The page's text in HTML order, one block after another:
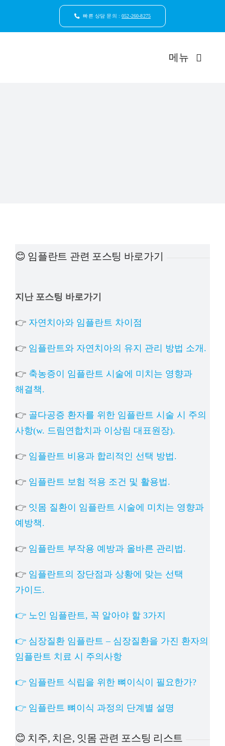
빠른 상담 문의 :052-260-8275
메뉴
😊 임플란트 관련 포스팅 바로가기
지난 포스팅 바로가기
👉 자연치아와 임플란트 차이점
👉 임플란트와 자연치아의 유지 관리 방법 소개.
👉 축농증이 임플란트 시술에 미치는 영향과
해결책.
👉 골다공증 환자를 위한 임플란트 시술 시 주의
사항(w. 드림연합치과 이상림 대표원장).
👉 임플란트 비용과 합리적인 선택 방법.
👉 임플란트 보험 적용 조건 및 활용법.
👉 잇몸 질환이 임플란트 시술에 미치는 영향과
예방책.
👉 임플란트 부작용 예방과 올바른 관리법.
👉 임플란트의 장단점과 상황에 맞는 선택
가이드.
👉 노인 임플란트, 꼭 알아야 할 3가지
👉 심장질환 임플란트 – 심장질환을 가진 환자의
임플란트 치료 시 주의사항
👉 임플란트 식립을 위한 뼈이식이 필요한가?
👉 임플란트 뼈이식 과정의 단계별 설명
😊 치주, 치은, 잇몸 관련 포스팅 리스트